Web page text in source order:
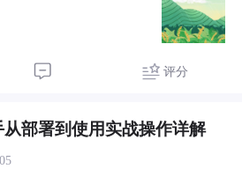
评分
部署到使用实战操作详解